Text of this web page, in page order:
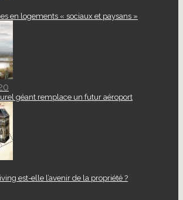
en logements « sociaux et paysans »
géant remplace un futur aéroport
est-elle l’avenir de la propriété ?